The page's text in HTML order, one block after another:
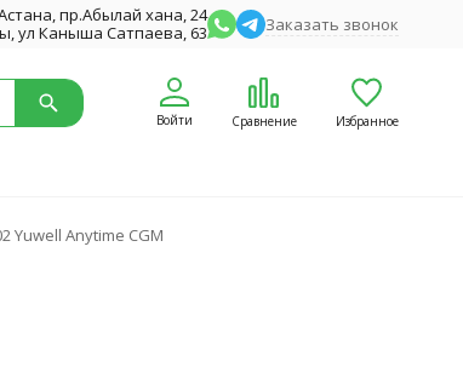
пр.Абылай хана, 24
ул Каныша Сатпаева, 63
Заказать звонок
Войти Сравнение Избранное
Yuwell Anytime CGM